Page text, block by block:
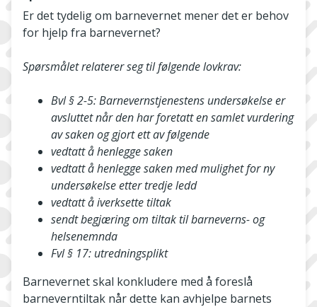
Er det tydelig om barnevernet mener det er behov
for hjelp fra barnevernet?
Spørsmålet relaterer seg til følgende lovkrav:
Bvl § 2-5: Barnevernstjenestens undersøkelse er
avsluttet når den har foretatt en samlet vurdering
av saken og gjort ett av følgende
vedtatt å henlegge saken
vedtatt å henlegge saken med mulighet for ny
undersøkelse etter tredje ledd
vedtatt å iverksette tiltak
sendt begjæring om tiltak til barneverns- og
helsenemnda
Fvl § 17: utredningsplikt
Barnevernet skal konkludere med å foreslå
barneverntiltak når dette kan avhjelpe barnets